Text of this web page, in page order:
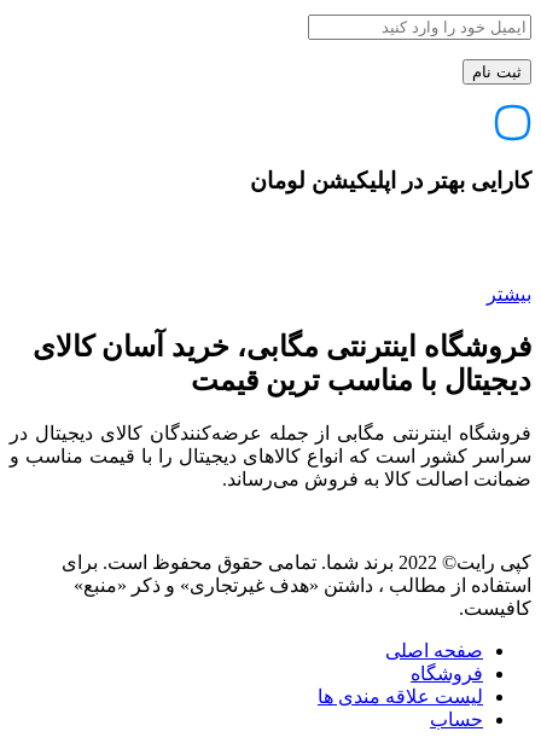
کارایی بهتر در اپلیکیشن لومان
بیشتر
فروشگاه اینترنتی مگابی، خرید آسان کالای
دیجیتال با مناسب ترین قیمت
فروشگاه اینترنتی مگابی از جمله عرضه‌کنندگان کالای دیجیتال در
سراسر کشور است که انواع کالاهای دیجیتال را با قیمت مناسب و
ضمانت اصالت کالا به فروش می‌رساند.
کپی رایت© 2022 برند شما. تمامی حقوق محفوظ است. برای
استفاده از مطالب ، داشتن «هدف غیرتجاری» و ذکر «منبع»
کافیست.
صفحه اصلی
فروشگاه
لیست علاقه مندی ها
حساب